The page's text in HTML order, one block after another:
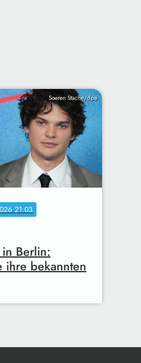
Soeren Stache/dpa
21:03
Berlin:
ihre bekannten